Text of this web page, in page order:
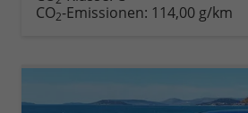
CO2-Emissionen: 114,00 g/km